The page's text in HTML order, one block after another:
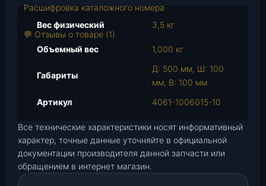
в
р
с
п
р
е
Расшифровка каталожного номера
💬 Отзывы о товаре (1)
Вес физический 3,5 кг
Объемный вес 1,000 кг
Габариты
Д: 500 мм, Ш: 100
мм, В: 100 мм
Артикул
4061-1006015-10
Все технические характеристики носят информативный
характер, точные данные уточняйте в официальной
документации производителя данной запчасти или
обращением в интернет магазин.